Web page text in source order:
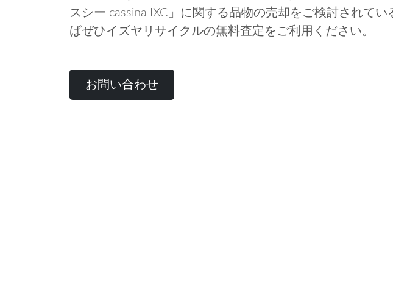
スシー cassina IXC」に関する品物の売却をご検討されてい
ばぜひイズヤリサイクルの無料査定をご利用ください。
お問い合わせ